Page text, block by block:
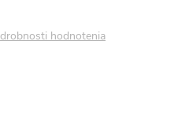
hodnotenia